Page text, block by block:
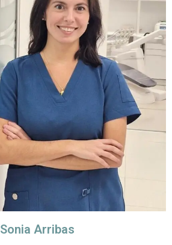
Sonia Arribas